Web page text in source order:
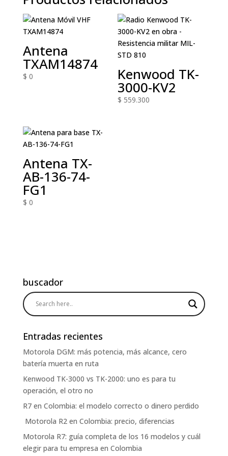
Antena
TXAM14874
$ 0 Kenwood TK-
3000-KV2
$ 559.300
Antena TX-
AB-136-74-
FG1
$ 0
buscador
Entradas recientes
Motorola DGM: más potencia, más alcance, cero
batería muerta en ruta
Kenwood TK-3000 vs TK-2000: uno es para tu
operación, el otro no
R7 en Colombia: el modelo correcto o dinero perdido
Motorola R2 en Colombia: precio, diferencias
Motorola R7: guía completa de los 16 modelos y cuál
elegir para tu empresa en Colombia